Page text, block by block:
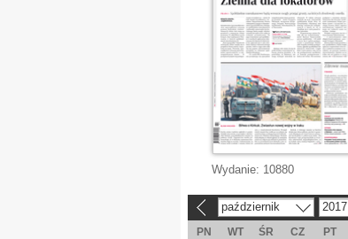
Wydanie: 10880
październik 2017
PN WT ŚR CZ PT